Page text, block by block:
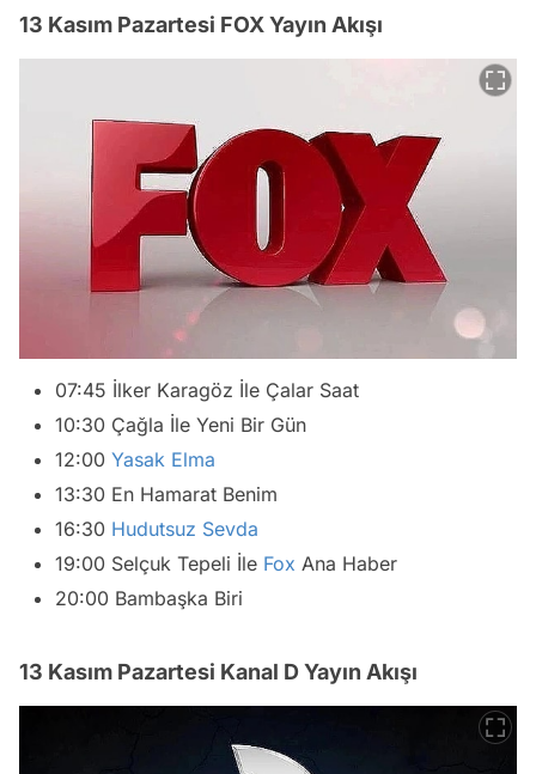
13 Kasım Pazartesi FOX Yayın Akışı
07:45 İlker Karagöz İle Çalar Saat
10:30 Çağla İle Yeni Bir Gün
12:00 Yasak Elma
13:30 En Hamarat Benim
16:30 Hudutsuz Sevda
19:00 Selçuk Tepeli İle Fox Ana Haber
20:00 Bambaşka Biri
13 Kasım Pazartesi Kanal D Yayın Akışı